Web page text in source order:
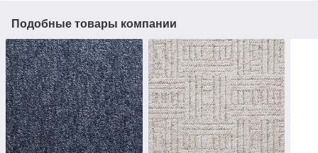
Подобные товары компании